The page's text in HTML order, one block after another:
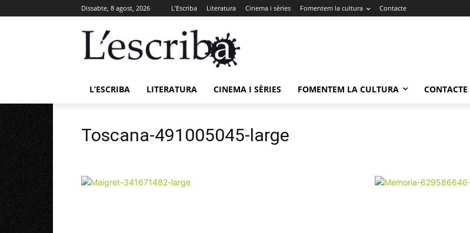
Dissabte, 8 agost, 2026 L’Escriba Literatura Cinema i sèries Fomentem la cultura Contacte
L’ESCRIBA LITERATURA CINEMA I SÈRIES FOMENTEM LA CULTURA CONTACTE
Toscana-491005045-large